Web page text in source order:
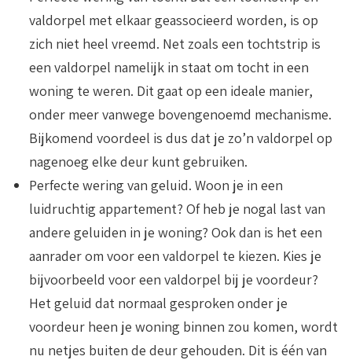
valdorpel met elkaar geassocieerd worden, is op
zich niet heel vreemd. Net zoals een tochtstrip is
een valdorpel namelijk in staat om tocht in een
woning te weren. Dit gaat op een ideale manier,
onder meer vanwege bovengenoemd mechanisme.
Bijkomend voordeel is dus dat je zo’n valdorpel op
nagenoeg elke deur kunt gebruiken.
Perfecte wering van geluid. Woon je in een
luidruchtig appartement? Of heb je nogal last van
andere geluiden in je woning? Ook dan is het een
aanrader om voor een valdorpel te kiezen. Kies je
bijvoorbeeld voor een valdorpel bij je voordeur?
Het geluid dat normaal gesproken onder je
voordeur heen je woning binnen zou komen, wordt
nu netjes buiten de deur gehouden. Dit is één van